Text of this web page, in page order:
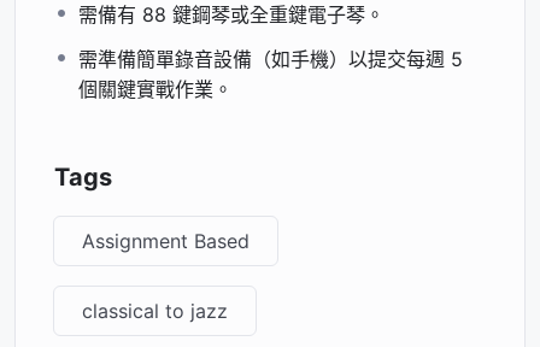
需備有 88 鍵鋼琴或全重鍵電子琴。
需準備簡單錄音設備（如手機）以提交每週 5
個關鍵實戰作業。
Tags
Assignment Based
classical to jazz